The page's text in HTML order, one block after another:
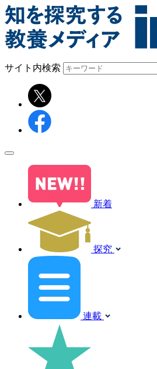
サイト内検索
新着
探究
連載